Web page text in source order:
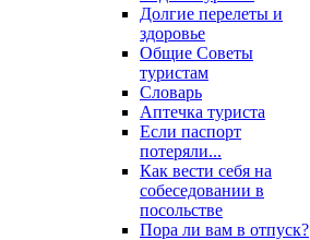
Долгие перелеты и
здоровье
Общие Советы
туристам
Словарь
Аптечка туриста
Если паспорт
потеряли...
Как вести себя на
собеседовании в
посольстве
Пора ли вам в отпуск?